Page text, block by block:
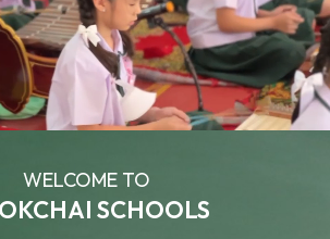
WELCOME TO
SCHOOLS